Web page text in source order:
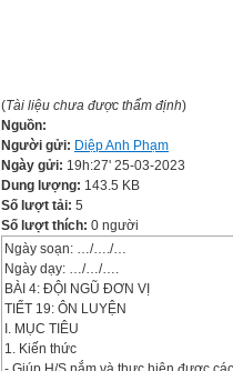
(Tài liệu chưa được thẩm định)
Nguồn:
Người gửi: Diệp Anh Phạm
Ngày gửi: 19h:27' 25-03-2023
Dung lượng: 143.5 KB
Số lượt tải: 5
Số lượt thích: 0 người
Ngày soạn: …/…./…
Ngày dạy: …/…/….
BÀI 4: ĐỘI NGŨ ĐƠN VỊ
TIẾT 19: ÔN LUYỆN
I. MỤC TIÊU
1. Kiến thức